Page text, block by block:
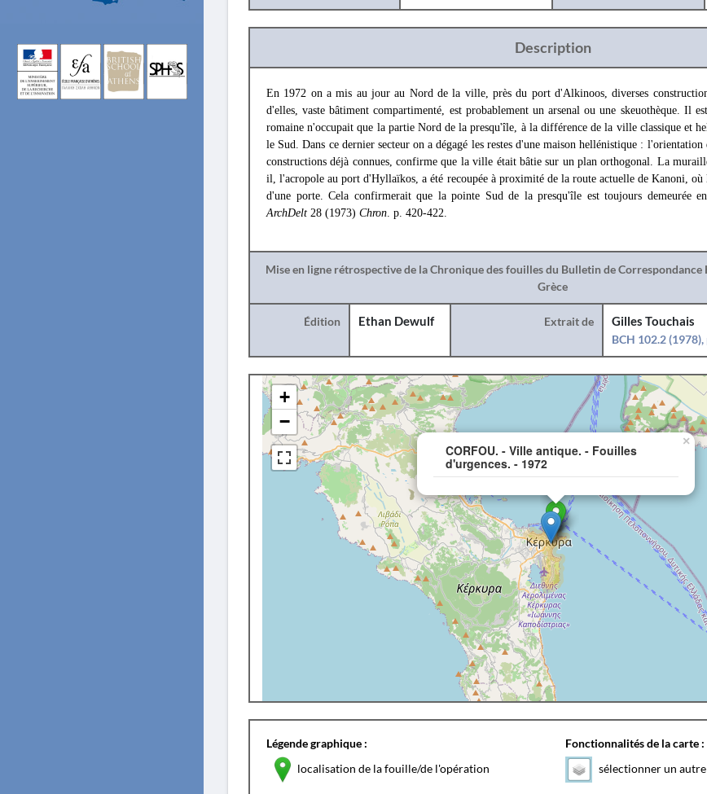
Description
En 1972 on a mis au jour au Nord de la ville, près du port d'Alkinoos, diverses
d'elles, vaste bâtiment compartimenté, est probablement un arsenal ou une skeuothèque. Il
romaine n'occupait que la partie Nord de la presqu'île, à la différence de la ville classique et
le Sud. Dans ce dernier secteur on a dégagé les restes d'une maison hellénistique : l'orientation
constructions déjà connues, confirme que la ville était bâtie sur un plan orthogonal. La
il, l'acropole au port d'Hyllaïkos, a été recoupée à proximité de la route actuelle de Kanoni, où
d'une porte. Cela confirmerait que la pointe Sud de la presqu'île est toujours demeurée
ArchDelt 28 (1973) Chron. p. 420-422.
Mise en ligne rétrospective de la Chronique des fouilles du Bulletin de
Grèce
Édition Ethan Dewulf Extrait de
Gilles Touchais
BCH 102.2
CORFOU. - Ville antique. - Fouilles
d'urgences. - 1972
×
+
−
Légende graphique :
localisation de la fouille/de l'opération
Fonctionnalités de la carte :
sélectionner un